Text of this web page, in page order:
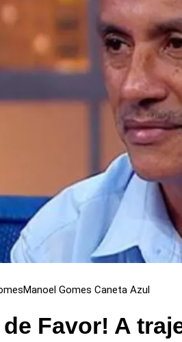
Manoel Gomes Caneta Azul
Favor! A